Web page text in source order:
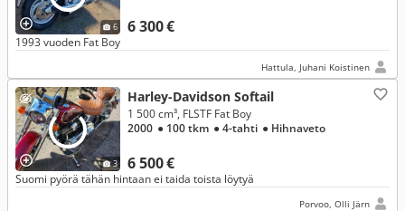
6 6 300 €
1993 vuoden Fat Boy
Hattula, Juhani Koistinen
3
Harley-Davidson Softail
6 500 €
1 500 cm³, FLSTF Fat Boy
2000 ● 100 tkm ● 4-tahti ● Hihnaveto
Suomi pyörä tähän hintaan ei taida toista löytyä
Porvoo, Olli Järn